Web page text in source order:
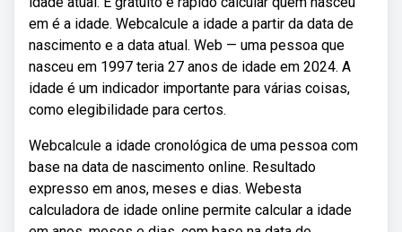
em é a idade. Webcalcule a idade a partir da data de
nascimento e a data atual. Web — uma pessoa que
nasceu em 1997 teria 27 anos de idade em 2024. A
idade é um indicador importante para várias coisas,
como elegibilidade para certos.
Webcalcule a idade cronológica de uma pessoa com
base na data de nascimento online. Resultado
expresso em anos, meses e dias. Webesta
calculadora de idade online permite calcular a idade